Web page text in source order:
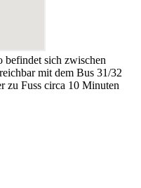
sich zwischen
mit dem Bus 31/32
zu Fuss circa 10 Minuten